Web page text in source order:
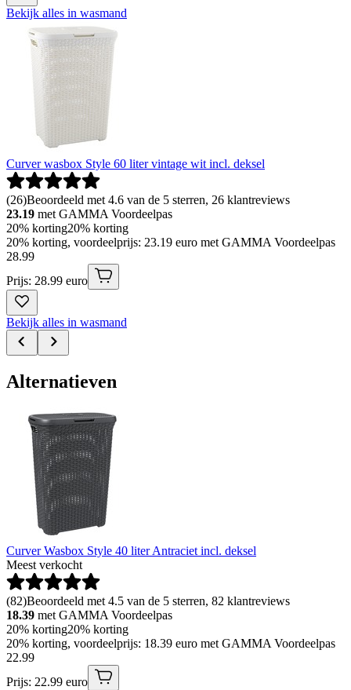
Bekijk alles in wasmand
Curver wasbox Style 60 liter vintage wit incl. deksel
(26)Beoordeeld met 4.6 van de 5 sterren, 26 klantreviews
23.19 met GAMMA Voordeelpas
20% korting20% korting
20% korting, voordeelprijs: 23.19 euro met GAMMA Voordeelpas
28.99
Prijs: 28.99 euro
Bekijk alles in wasmand
Alternatieven
Curver Wasbox Style 40 liter Antraciet incl. deksel
Meest verkocht
(82)Beoordeeld met 4.5 van de 5 sterren, 82 klantreviews
18.39 met GAMMA Voordeelpas
20% korting20% korting
20% korting, voordeelprijs: 18.39 euro met GAMMA Voordeelpas
22.99
Prijs: 22.99 euro